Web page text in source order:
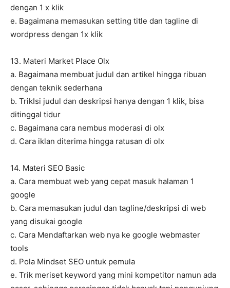
dengan 1 x klik
e. Bagaimana memasukan setting title dan tagline di
wordpress dengan 1x klik
13. Materi Market Place Olx
a. Bagaimana membuat judul dan artikel hingga ribuan
dengan teknik sederhana
b. TrikIsi judul dan deskripsi hanya dengan 1 klik, bisa
ditinggal tidur
c. Bagaimana cara nembus moderasi di olx
d. Cara iklan diterima hingga ratusan di olx
14. Materi SEO Basic
a. Cara membuat web yang cepat masuk halaman 1
google
b. Cara memasukan judul dan tagline/deskripsi di web
yang disukai google
c. Cara Mendaftarkan web nya ke google webmaster
tools
d. Pola Mindset SEO untuk pemula
e. Trik meriset keyword yang mini kompetitor namun ada